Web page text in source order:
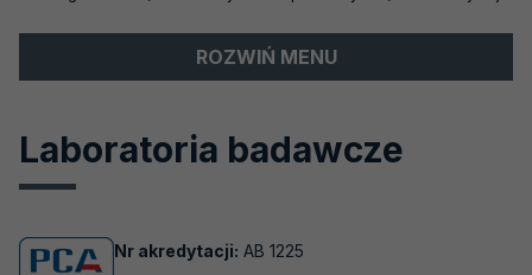
ROZWIŃ MENU
Obszary akredytacji
Akredytacje aktywne
Laboratoria badawcze
Nr akredytacji: AB 1225